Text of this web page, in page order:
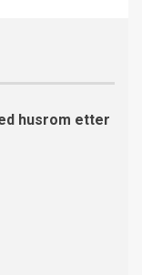
husrom etter